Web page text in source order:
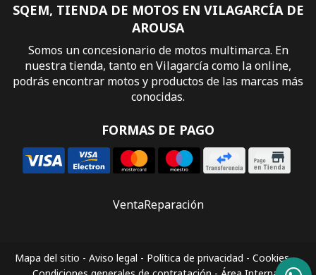
SQEM, TIENDA DE MOTOS EN VILAGARCÍA DE
AROUSA
Somos un concesionario de motos multimarca. En
nuestra tienda, tanto en Vilagarcía como la online,
podrás encontrar motos y productos de las marcas más
conocidas.
FORMAS DE PAGO
VentaReparación
Mapa del sitio - Aviso legal - Política de privacidad - Cookies-